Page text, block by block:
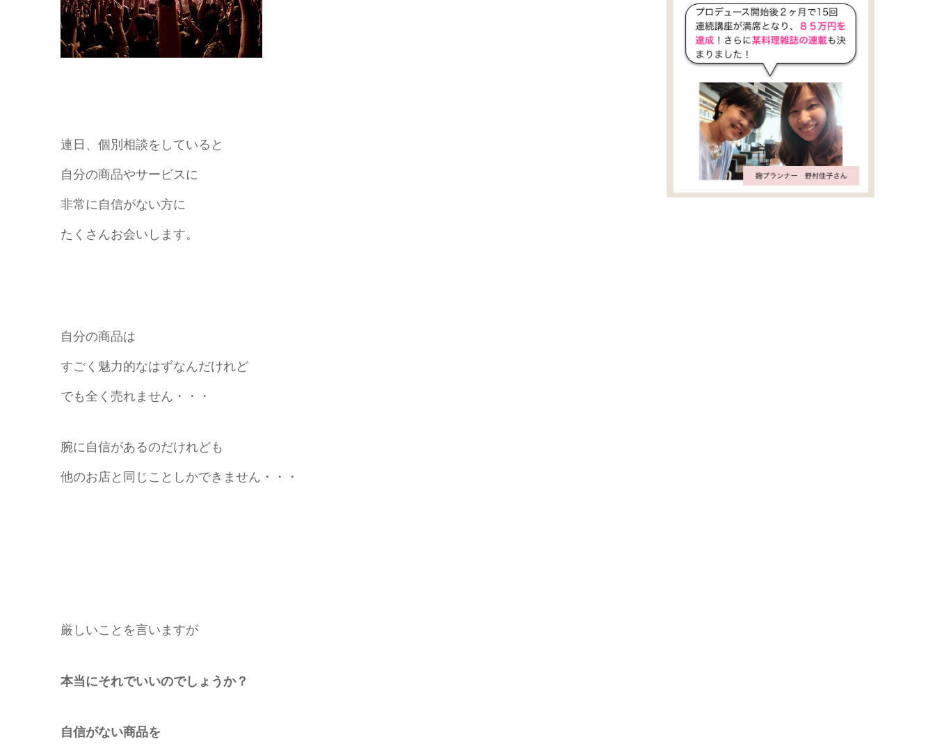
連日、個別相談をしていると
自分の商品やサービスに
非常に自信がない方に
たくさんお会いします。
自分の商品は
すごく魅力的なはずなんだけれど
でも全く売れません・・・
腕に自信があるのだけれども
他のお店と同じことしかできません・・・
厳しいことを言いますが
本当にそれでいいのでしょうか？
自信がない商品を